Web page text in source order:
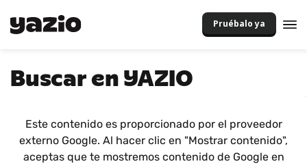
Pruébalo ya
Buscar en YAZIO
Este contenido es proporcionado por el proveedor
externo Google. Al hacer clic en "Mostrar contenido",
aceptas que te mostremos contenido de Google en